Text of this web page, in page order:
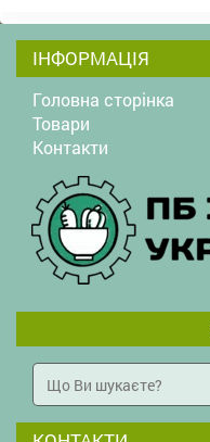
ІНФОРМАЦІЯ
Головна сторінка
Товари
Контакти